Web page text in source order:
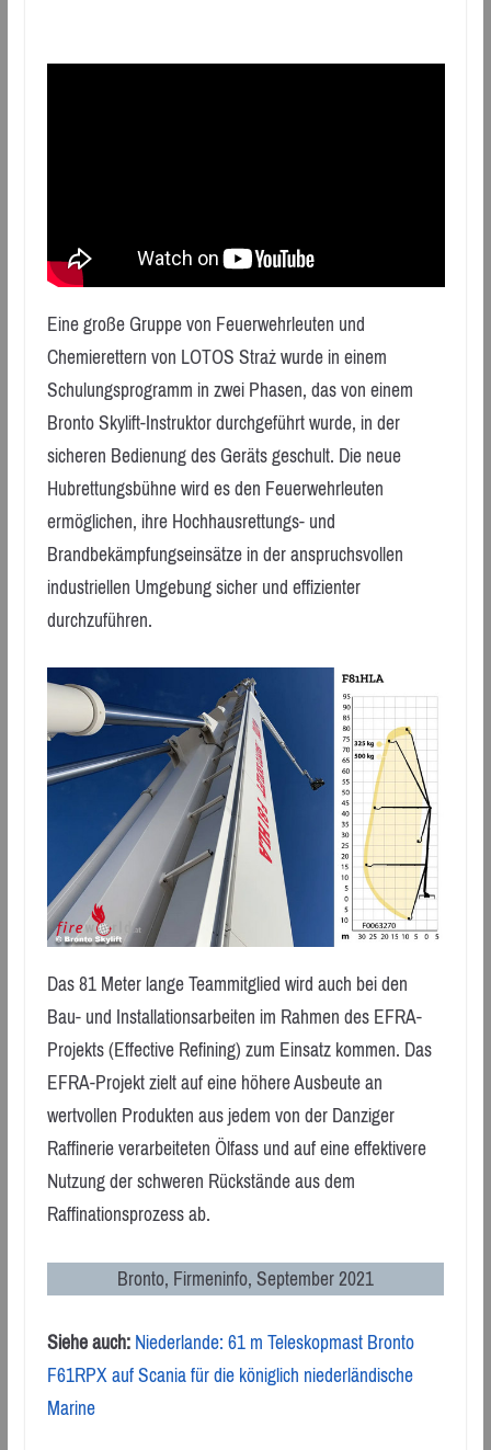
Eine große Gruppe von Feuerwehrleuten und
Chemierettern von LOTOS Straż wurde in einem
Schulungsprogramm in zwei Phasen, das von einem
Bronto Skylift-Instruktor durchgeführt wurde, in der
sicheren Bedienung des Geräts geschult. Die neue
Hubrettungsbühne wird es den Feuerwehrleuten
ermöglichen, ihre Hochhausrettungs- und
Brandbekämpfungseinsätze in der anspruchsvollen
industriellen Umgebung sicher und effizienter
durchzuführen.
Das 81 Meter lange Teammitglied wird auch bei den
Bau- und Installationsarbeiten im Rahmen des EFRA-
Projekts (Effective Refining) zum Einsatz kommen. Das
EFRA-Projekt zielt auf eine höhere Ausbeute an
wertvollen Produkten aus jedem von der Danziger
Raffinerie verarbeiteten Ölfass und auf eine effektivere
Nutzung der schweren Rückstände aus dem
Raffinationsprozess ab.
Bronto, Firmeninfo, September 2021
Siehe auch:Niederlande: 61 m Teleskopmast Bronto
F61RPX auf Scania für die königlich niederländische
Marine